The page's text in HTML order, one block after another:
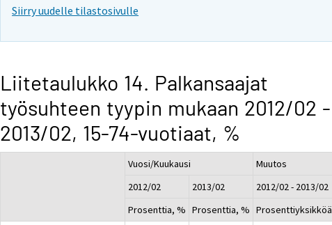
Siirry uudelle tilastosivulle
Liitetaulukko 14. Palkansaajat
työsuhteen tyypin mukaan 2012/02 -
2013/02, 15-74-vuotiaat, %
Vuosi/Kuukausi
Muutos
2012/02
2013/02
2012/02 - 2013/02
Prosenttia, % Prosenttia, % Prosenttiyksikköä